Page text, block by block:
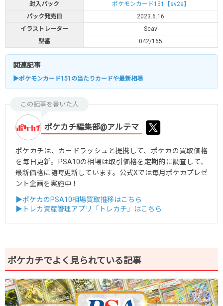
封入パック
ポケモンカード151【sv2a】
パック発売日
2023.6.16
イラストレーター
Scav
型番
042/165
関連記事
▶ポケモンカード151の当たりカードや最新相場
この記事を書いた人
ポケカチ編集部@アルテマ
ポケカチは、カードラッシュと提携して、ポケカの買取価格
を毎日更新。PSA10の相場は取引価格を定期的に調査して、
最新価格に随時更新しています。公式Xでは毎月ポケカプレゼ
ント企画を実施中！
▶ポケカのPSA10相場買取推移はこちら
▶トレカ資産管理アプリ「トレカチ」はこちら
ポケカチでよく見られている記事